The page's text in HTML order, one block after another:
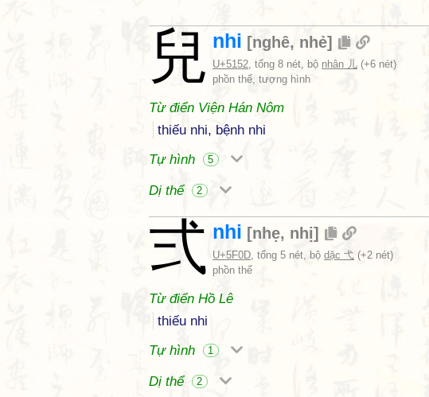
兒 nhi [nghê, nhẻ]
U+5152, tổng 8 nét, bộ nhân 儿 (+6 nét)
phồn thể, tượng hình
Từ điển Viện Hán Nôm
thiếu nhi, bệnh nhi
Tự hình
5
Dị thể 2
弍 nhi [nhẹ, nhị]
U+5F0D, tổng 5 nét, bộ dặc 弋 (+2 nét)
phồn thể
Từ điển Hồ Lê
thiếu nhi
Tự hình
1
Dị thể 2